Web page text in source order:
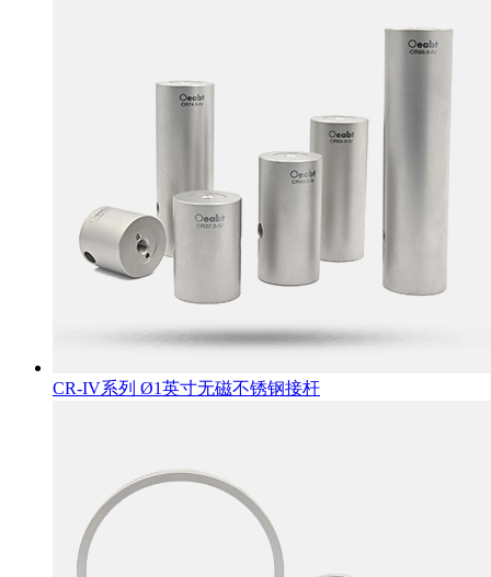
CR-IV系列 Ø1英寸无磁不锈钢接杆